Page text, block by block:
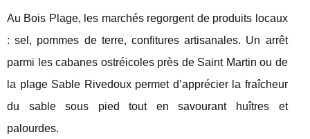
Au Bois Plage, les marchés regorgent de produits locaux
: sel, pommes de terre, confitures artisanales. Un arrêt
parmi les cabanes ostréicoles près de Saint Martin ou de
la plage Sable Rivedoux permet d’apprécier la fraîcheur
du sable sous pied tout en savourant huîtres et
palourdes.